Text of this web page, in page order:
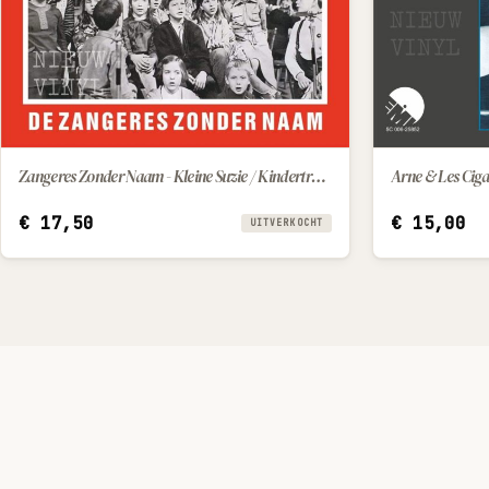
Zangeres Zonder Naam - Kleine Suzie / Kindertroost
€17,50 UITVERKOCHT
Arne & Les
€15,00